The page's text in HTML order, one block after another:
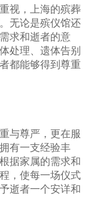
视，上海的殡葬
无论是殡仪馆还
求和逝者的意
处理、遗体告别
都能够得到尊重
与尊严，更在服
有一支经验丰
据家属的需求和
，使每一场仪式
逝者一个安详和